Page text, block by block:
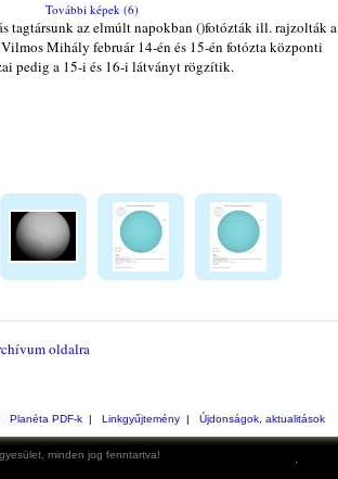
További képek (6)
tagtársunk az elmúlt napokban ()fotózták ill. rajzolták a
Mihály február 14-én és 15-én fotózta központi
pedig a 15-i és 16-i látványt rögzítik.
oldalra
Planéta PDF-k| Linkgyűjtemény| Újdonságok, aktualitások
minden jog fenntartva!